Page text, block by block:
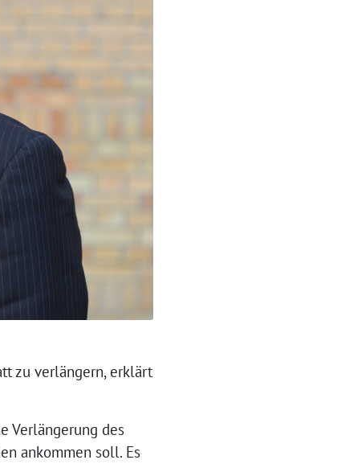
zu verlängern, erklärt
Verlängerung des
ankommen soll. Es